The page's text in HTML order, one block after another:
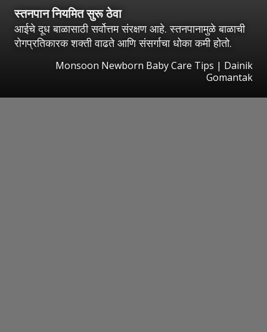
स्तनपान नियमित सुरू ठेवा
आईचे दूध बाळासाठी सर्वोत्तम संरक्षण आहे. स्तनपानामुळे बाळाची
रोगप्रतिकारक शक्ती वाढते आणि संसर्गाचा धोका कमी होतो.
Monsoon Newborn Baby Care Tips | Dainik
Gomantak